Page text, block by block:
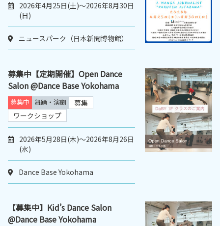
2026年4月25日(土)～2026年8月30日
(日)
ニュースパーク（日本新聞博物館）
募集中【定期開催】Open Dance
Salon @Dance Base Yokohama
募集中 舞踊・演劇
募集
ワークショップ
2026年5月28日(木)～2026年8月26日
(水)
Dance Base Yokohama
【募集中】Kid’s Dance Salon
@Dance Base Yokohama